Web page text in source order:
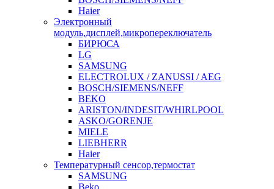
Haier
Электронный
модуль,дисплей,микропереключатель
БИРЮСА
LG
SAMSUNG
ELECTROLUX / ZANUSSI / AEG
BOSCH/SIEMENS/NEFF
BEKO
ARISTON/INDESIT/WHIRLPOOL
ASKO/GORENJE
MIELE
LIEBHERR
Haier
Температурный сенсор,термостат
SAMSUNG
Beko